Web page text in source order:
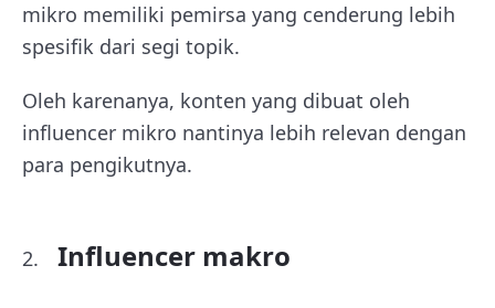
mikro memiliki pemirsa yang cenderung lebih
spesifik dari segi topik.
Oleh karenanya, konten yang dibuat oleh
influencer mikro nantinya lebih relevan dengan
para pengikutnya.
Influencer makro